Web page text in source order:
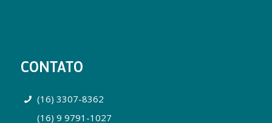
CONTATO
(16) 3307-8362
(16) 9 9791-1027